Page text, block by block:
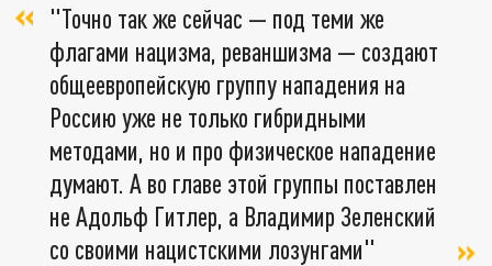
"Точно так же сейчас — под теми же
флагами нацизма, реваншизма — создают
общеевропейскую группу нападения на
Россию уже не только гибридными
методами, но и про физическое нападение
думают. А во главе этой группы поставлен
не Адольф Гитлер, а Владимир Зеленский
со своими нацистскими лозунгами"